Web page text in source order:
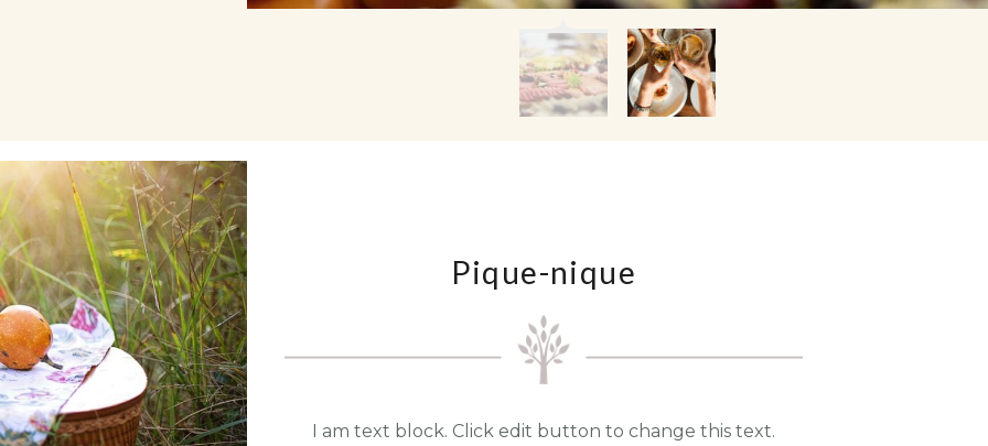
Pique-nique
I am text block. Click edit button to change this text.